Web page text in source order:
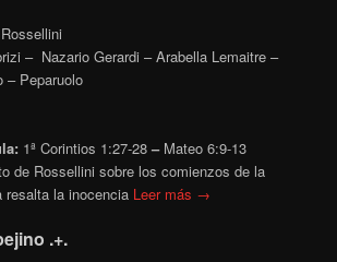
– Nazario Gerardi – Arabella Lemaitre –
– Peparuolo
1ª Corintios 1:27-28 – Mateo 6:9-13
de Rossellini sobre los comienzos de la
resalta la inocencia Leer más →
.+.